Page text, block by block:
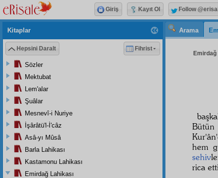
Arama
Emirdağ
hem
sehiv
rica
Kitaplar
Hepsini Daralt Fihrist
Sözler
Mektubat
Lem'alar
Şuâlar
Mesnevî-i Nuriye
İşârâtü'l-İ'câz
Asâ-yı Mûsâ
Barla Lahikası
Kastamonu Lahikası
Emirdağ Lahikası
Giriş Kayıt Ol Follow